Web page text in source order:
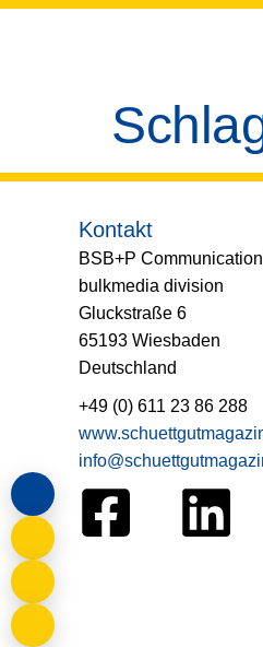
Kontakt
BSB+P
bulkmedia division
Gluckstraße 6
65193 Wiesbaden
Deutschland
+49 (0) 611 23 86 288